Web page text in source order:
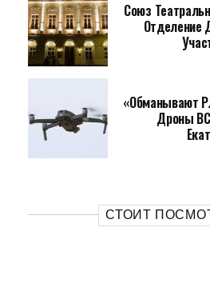
Союз
Отделение
«Обманывают
Дроны
СТОИТ